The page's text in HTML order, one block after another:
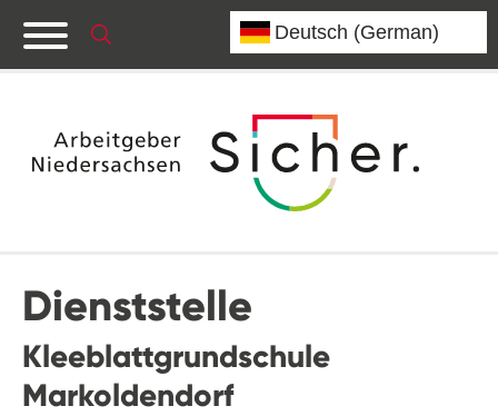
Dienststelle
Kleeblattgrundschule
Markoldendorf